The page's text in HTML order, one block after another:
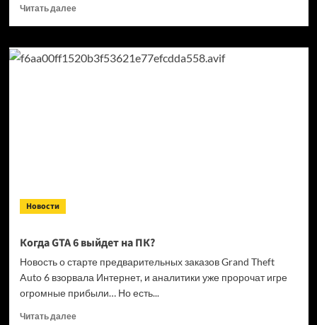
Читать далееПрочитать
Кандидат
в президенты
Новости
Когда GTA 6 выйдет на ПК?
Новость о старте предварительных заказов Grand Theft
Auto 6 взорвала Интернет, и аналитики уже пророчат игре
огромные прибыли… Но есть...
Читать далееПрочитать